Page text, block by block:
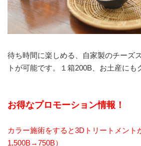
待ち時間に楽しめる、自家製のチーズ
トが可能です。１箱200B、お土産にも
お得なプロモーション情報！
カラー施術をすると3Dトリートメント
1,500B→750B）